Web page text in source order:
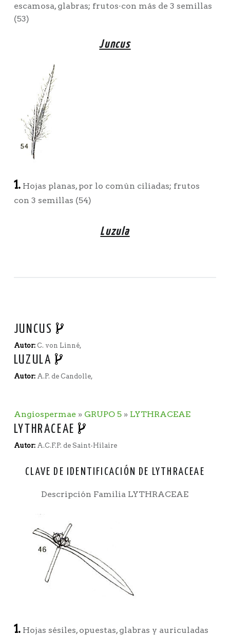
escamosa, glabras; frutos·con más de 3 semillas
(53)
Juncus
1.Hojas planas, por lo común ciliadas; frutos
con 3 semillas (54)
Luzula
JUNCUS
Autor: C. von Linné,
LUZULA
Autor: A.P. de Candolle,
Angiospermae» GRUPO 5» LYTHRACEAE
LYTHRACEAE
Autor: A.C.F.P. de Saint-Hilaire
CLAVE DE IDENTIFICACIÓN DE LYTHRACEAE
Descripción Familia LYTHRACEAE
1.Hojas sésiles, opuestas, glabras y auriculadas